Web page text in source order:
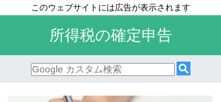
所得税の確定申告